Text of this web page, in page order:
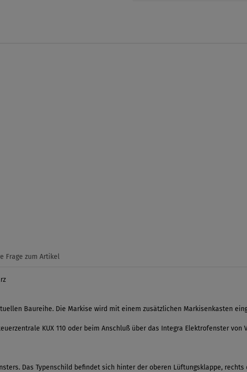
Frage zum Artikel
Baureihe. Die Markise wird mit einem zusätzlichen Markisenkasten
KUX 110 oder beim Anschluß über das Integra Elektrofenster von
Das Typenschild befindet sich hinter der oberen Lüftungsklappe,